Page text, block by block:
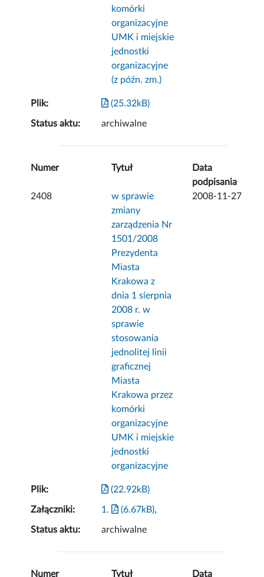
komórki
organizacyjne
UMK i miejskie
jednostki
organizacyjne
(z późn. zm.)
Plik: (25.32kB)
Status aktu: archiwalne
Numer Tytuł
Data
podpisania
2408
w sprawie
zmiany
zarządzenia Nr
1501/2008
Prezydenta
Miasta
Krakowa z
dnia 1 sierpnia
2008 r. w
sprawie
stosowania
jednolitej linii
graficznej
Miasta
Krakowa przez
komórki
organizacyjne
UMK i miejskie
jednostki
organizacyjne
2008-11-27
Plik: (22.92kB)
Załączniki: 1. (6.67kB),
Status aktu: archiwalne
Numer Tytuł
Data